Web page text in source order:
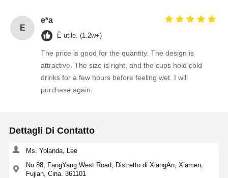
E
e*a
È utile. (1.2w+)
The price is good for the quantity. The design is
attractive. The size is right, and the cups hold cold
drinks for a few hours before feeling wet. I will
purchase again.
Dettagli Di Contatto
Ms. Yolanda, Lee
No 88, FangYang West Road, Distretto di XiangAn, Xiamen,
Fujian, Cina. 361101